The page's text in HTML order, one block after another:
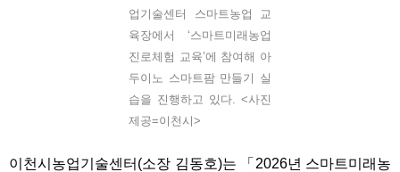
업기술센터 스마트농업 교
육장에서 ‘스마트미래농업
진로체험 교육’에 참여해 아
두이노 스마트팜 만들기 실
습을 진행하고 있다. <사진
제공=이천시>
이천시농업기술센터 (소장 김동호)는 「 2026년 스마트미래농